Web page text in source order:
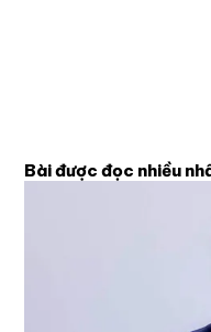
Bài được đọc nhiều